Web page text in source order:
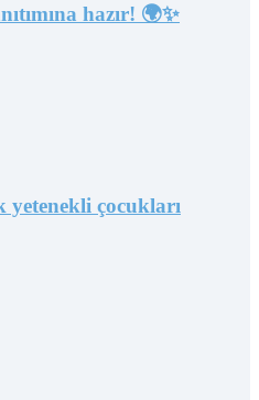
hazır! 🌍✨
yetenekli çocukları